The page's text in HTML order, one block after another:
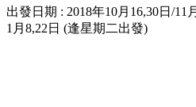
出發日期 : 2018年10月16,30日/11
1月8,22日 (逢星期二出發)